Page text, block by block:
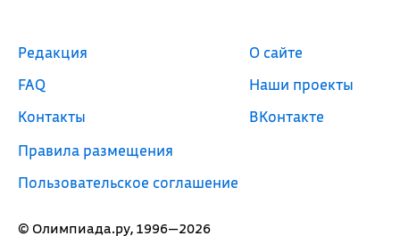
© Олимпиада.ру, 1996—2026
Редакция
FAQ
Контакты
Правила размещения
Пользовательское соглашение
О сайте
Наши проекты
ВКонтакте